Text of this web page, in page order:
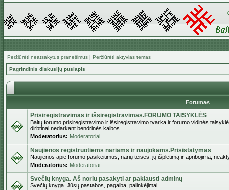
Peržiūrėti neatsakytus pranešimus | Peržiūrėti aktyvias temas
Pagrindinis diskusijų puslapis
Forumas
Prisiregistravimas ir išsiregistravimas.FORUMO TAISYKLĖS
Baltų forumo prisiregistravimo ir išsiregistravimo tvarka ir forumo vidinės
dirbtinai nedarkant bendrinės kalbos.
Moderatorius: Moderatoriai
Naujienos registruotiems nariams ir naujokams.Prisistatymas
Naujienos apie forumo pasikeitimus, narių teises, jų išplėtimą ir apribojimą,
Moderatorius: Moderatoriai
Svečių knyga. Aš noriu pasakyti ar paklausti adminų
Svečių knyga. Jūsų pastabos, pagalba, palinkėjimai.